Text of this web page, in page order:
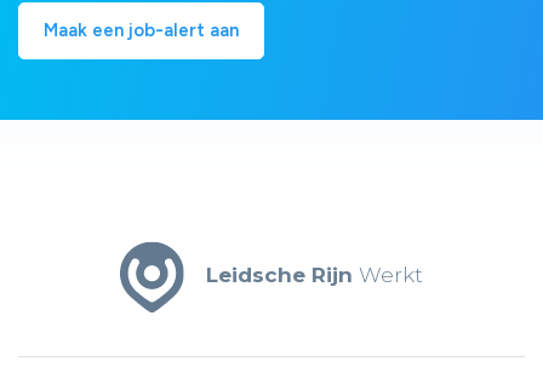
Maak een job-alert aan
Leidsche Rijn Werkt